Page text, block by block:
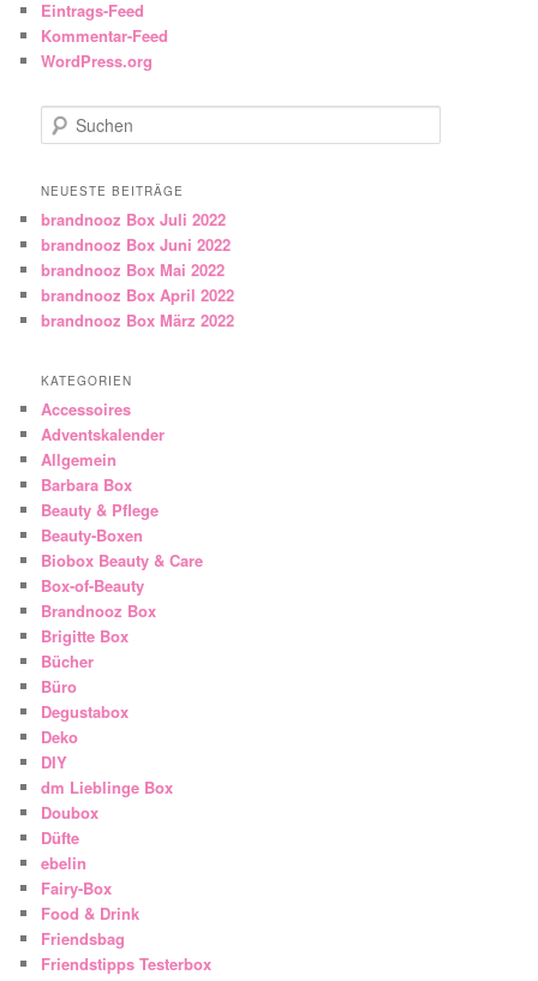
Eintrags-Feed
Kommentar-Feed
WordPress.org
Suchen
NEUESTE BEITRÄGE
brandnooz Box Juli 2022
brandnooz Box Juni 2022
brandnooz Box Mai 2022
brandnooz Box April 2022
brandnooz Box März 2022
KATEGORIEN
Accessoires
Adventskalender
Allgemein
Barbara Box
Beauty & Pflege
Beauty-Boxen
Biobox Beauty & Care
Box-of-Beauty
Brandnooz Box
Brigitte Box
Bücher
Büro
Degustabox
Deko
DIY
dm Lieblinge Box
Doubox
Düfte
ebelin
Fairy-Box
Food & Drink
Friendsbag
Friendstipps Testerbox